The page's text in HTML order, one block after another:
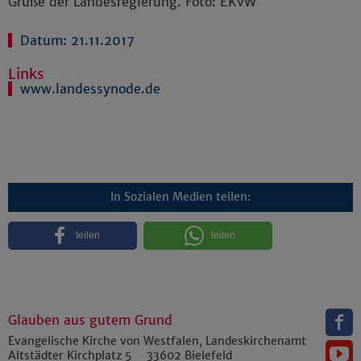
Datum: 21.11.2017
Links
www.landessynode.de
In Sozialen Medien teilen:
teilen teilen
Glauben aus gutem Grund
Evangelische Kirche von Westfalen, Landeskirchenamt
Altstädter Kirchplatz 5
33602 Bielefeld